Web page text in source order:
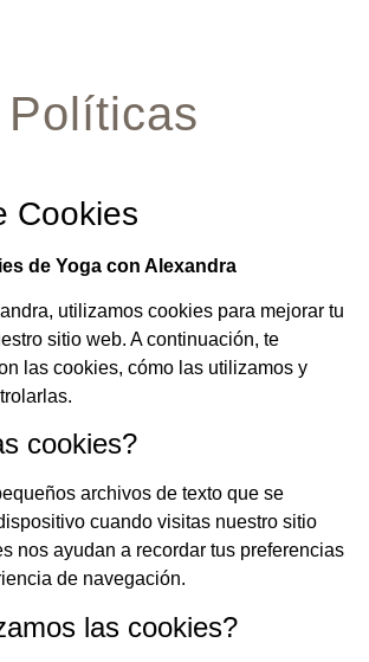
Políticas
Cookies
de Yoga con Alexandra
utilizamos cookies para mejorar tu
sitio web. A continuación, te
las cookies, cómo las utilizamos y
cookies?
archivos de texto que se
cuando visitas nuestro sitio
nos ayudan a recordar tus preferencias
de navegación.
las cookies?